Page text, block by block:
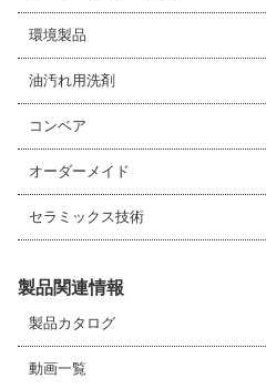
環境製品
油汚れ用洗剤
コンベア
オーダーメイド
セラミックス技術
製品関連情報
製品カタログ
動画一覧